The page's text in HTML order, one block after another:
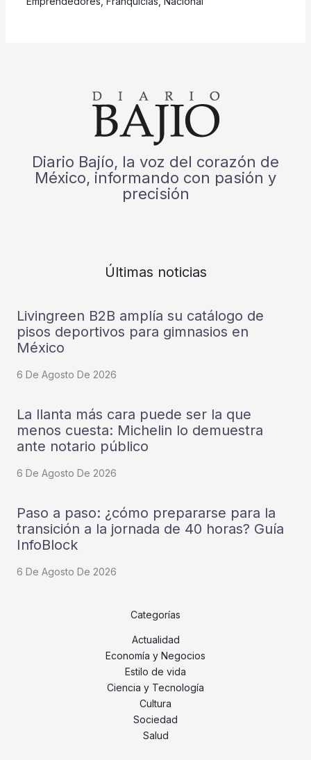
Diario Bajío, la voz del corazón de
México, informando con pasión y
precisión
Últimas noticias
Livingreen B2B amplía su catálogo de
pisos deportivos para gimnasios en
México
6 De Agosto De 2026
La llanta más cara puede ser la que
menos cuesta: Michelin lo demuestra
ante notario público
6 De Agosto De 2026
Paso a paso: ¿cómo prepararse para la
transición a la jornada de 40 horas? Guía
InfoBlock
6 De Agosto De 2026
Categorías
Actualidad
Economía y Negocios
Estilo de vida
Ciencia y Tecnología
Cultura
Sociedad
Salud